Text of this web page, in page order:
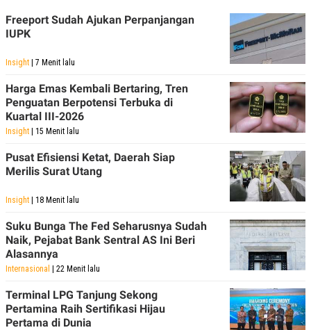
Freeport Sudah Ajukan Perpanjangan
IUPK
Insight | 7 Menit lalu
Harga Emas Kembali Bertaring, Tren
Penguatan Berpotensi Terbuka di
Kuartal III-2026
Insight | 15 Menit lalu
Pusat Efisiensi Ketat, Daerah Siap
Merilis Surat Utang
Insight | 18 Menit lalu
Suku Bunga The Fed Seharusnya Sudah
Naik, Pejabat Bank Sentral AS Ini Beri
Alasannya
Internasional | 22 Menit lalu
Terminal LPG Tanjung Sekong
Pertamina Raih Sertifikasi Hijau
Pertama di Dunia